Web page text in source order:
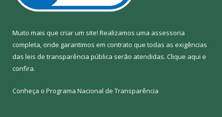
Muito mais que criar um site! Realizamos uma assessoria
completa, onde garantimos em contrato que todas as exigências
das leis de transparência pública serão atendidas. Clique aqui e
confira.
Conheça o Programa Nacional de Transparência